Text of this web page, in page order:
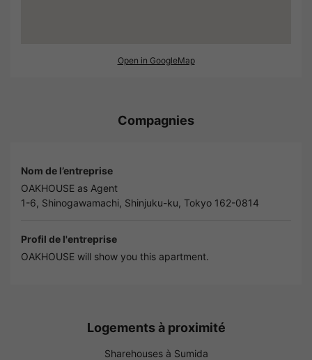
Open in GoogleMap
Compagnies
Nom de l’entreprise
OAKHOUSE as Agent
1-6, Shinogawamachi, Shinjuku-ku, Tokyo 162-0814
Profil de l'entreprise
OAKHOUSE will show you this apartment.
Logements à proximité
Sharehouses à Sumida